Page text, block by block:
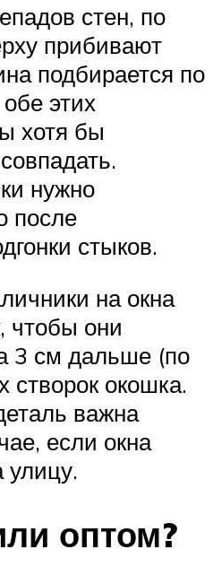
стен, по
прибивают
подбирается по
этих
хотя бы
нужно
после
стыков.
на окна
чтобы они
3 см дальше (по
створок окошка.
важна
если окна
улицу.
оптом?